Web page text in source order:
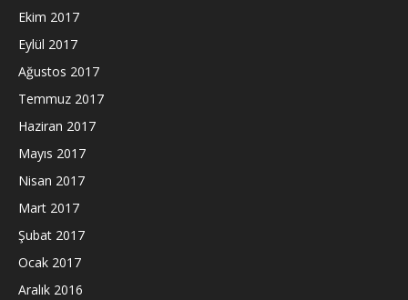
Ekim 2017
Eylül 2017
Ağustos 2017
Temmuz 2017
Haziran 2017
Mayıs 2017
Nisan 2017
Mart 2017
Şubat 2017
Ocak 2017
Aralık 2016